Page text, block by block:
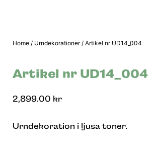
Home / Urndekorationer/ Artikel nr UD14_004
Artikel nr UD14_004
2,899.00 kr
Urndekoration i ljusa toner.